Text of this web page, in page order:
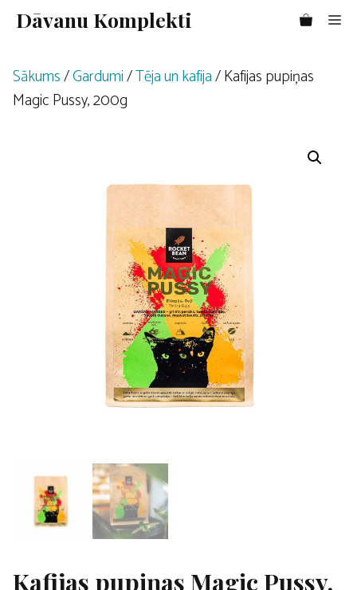
Doties
Dāvanu Komplekti
Sākums/Gardumi/Tēja un kafija/ Kafijas pupiņas
Magic Pussy, 200g
Kafijas pupiņas Magic Pussy,